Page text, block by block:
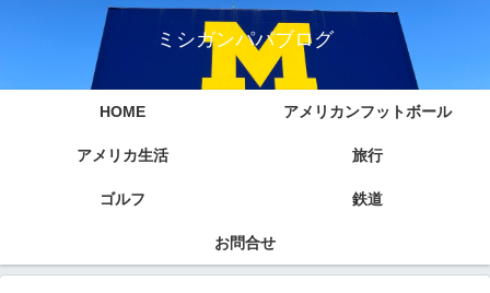
ミシガンパパブログ
HOME アメリカンフットボール
アメリカ生活 旅行
ゴルフ 鉄道
お問合せ